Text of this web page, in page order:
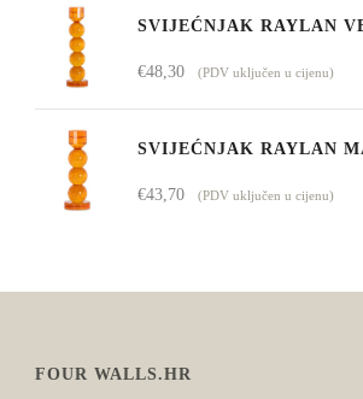
SVIJEĆNJAK RAYLAN
€48,30 (PDV uključen u cijenu)
SVIJEĆNJAK RAYLAN
€43,70 (PDV uključen u cijenu)
FOUR WALLS.HR